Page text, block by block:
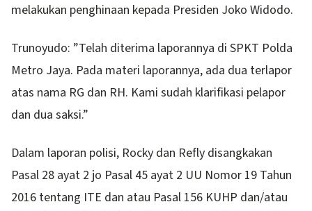
melakukan penghinaan kepada Presiden Joko Widodo.
Trunoyudo: ”Telah diterima laporannya di SPKT Polda
Metro Jaya. Pada materi laporannya, ada dua terlapor
atas nama RG dan RH. Kami sudah klarifikasi pelapor
dan dua saksi.”
Dalam laporan polisi, Rocky dan Refly disangkakan
Pasal 28 ayat 2 jo Pasal 45 ayat 2 UU Nomor 19 Tahun
2016 tentang ITE dan atau Pasal 156 KUHP dan/atau